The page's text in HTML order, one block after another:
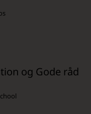
og Gode råd